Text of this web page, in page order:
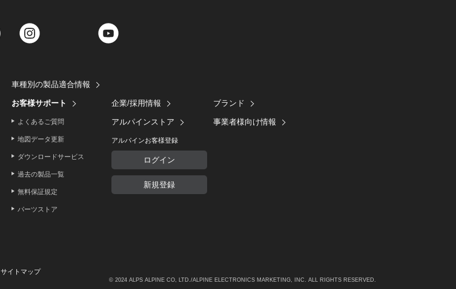
Facebook Twitter
車種別の製品適合情報
お客様サポート
よくあるご質問
地図データ更新
ダウンロードサービス
過去の製品一覧
無料保証規定
パーツストア
企業/採用情報
アルパインストア
アルパインお客様登録
ログイン
新規登録
ブランド
事業者様向け情報
サイトマップ
© 2024 ALPS ALPINE CO, LTD./ALPINE ELECTRONICS MARKETING, INC. ALL RIGHTS RESERVED.